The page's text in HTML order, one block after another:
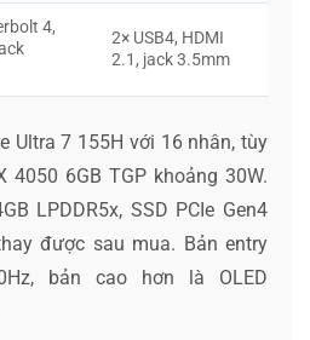
4,
2× USB4, HDMI
2.1, jack 3.5mm
Ultra 7 155H với 16 nhân, tùy
4050 6GB TGP khoảng 30W.
LPDDR5x, SSD PCIe Gen4
được sau mua. Bản entry
bản cao hơn là OLED